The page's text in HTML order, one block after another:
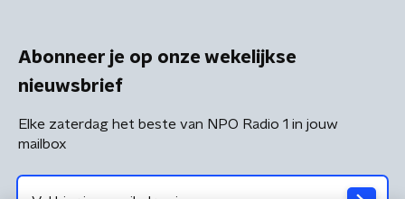
Abonneer je op onze wekelijkse
nieuwsbrief
Elke zaterdag het beste van NPO Radio 1 in jouw
mailbox